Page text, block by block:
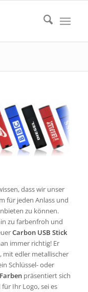
dass wir unser
für jeden Anlass und
zu können.
zu farbenfroh und
Carbon USB Stick
immer richtig! Er
, mit edler metallischer
Schlüssel- oder
präsentiert sich
Ihr Logo, sei es